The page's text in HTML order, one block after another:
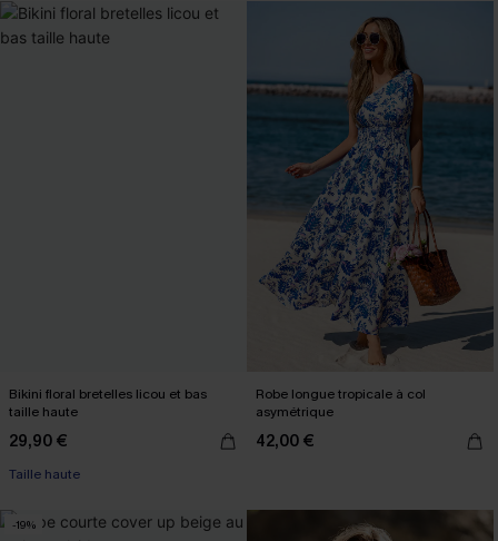
Bikini floral bretelles licou et bas
taille haute
29,90 €
Taille haute
Robe longue tropicale à col
asymétrique
42,00 €
-19%